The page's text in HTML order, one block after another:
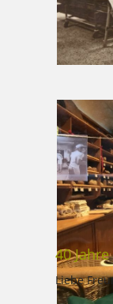
40
Liebe